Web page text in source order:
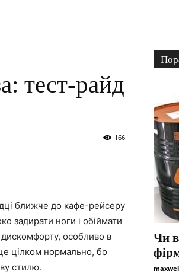
тест-райд
166
ближче до кафе-рейсеру
задирати ноги і обіймати
дискомфорту, особливо в
цілком нормально, бо
стилю.
Чи